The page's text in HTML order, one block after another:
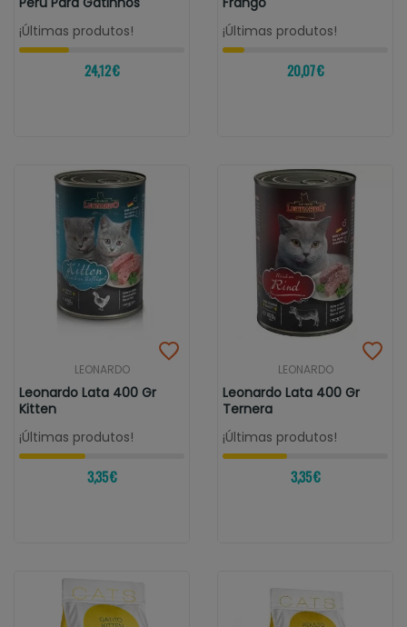
¡Últimas produtos!
24,12 €
¡Últimas produtos!
20,07 €
LEONARDO
Leonardo Lata 400 Gr
Kitten
¡Últimas produtos!
3,35 €
LEONARDO
Leonardo Lata 400 Gr
Ternera
¡Últimas produtos!
3,35 €